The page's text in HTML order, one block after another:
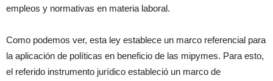
empleos y normativas en materia laboral.
Como podemos ver, esta ley establece un marco referencial para
la aplicación de políticas en beneficio de las mipymes. Para esto,
el referido instrumento jurídico estableció un marco de